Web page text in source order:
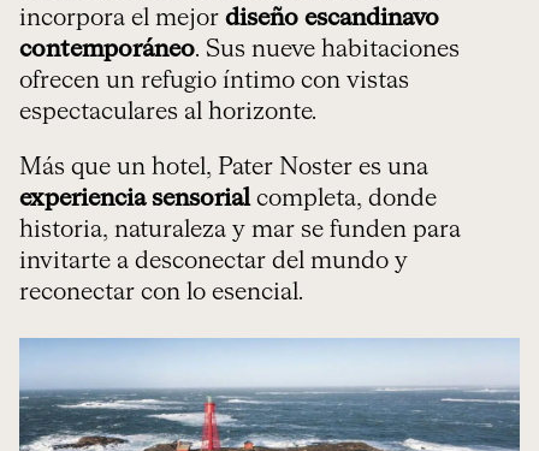
incorpora el mejor diseño escandinavo
contemporáneo. Sus nueve habitaciones
ofrecen un refugio íntimo con vistas
espectaculares al horizonte.
Más que un hotel, Pater Noster es una
experiencia sensorialcompleta, donde
historia, naturaleza y mar se funden para
invitarte a desconectar del mundo y
reconectar con lo esencial.